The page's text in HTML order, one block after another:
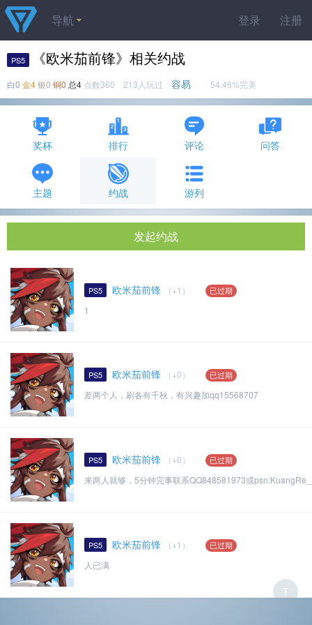
登录 注册
导航
PS5 《欧米茄前锋》相关约战
白0 金4银0 铜0 总4 点数360 213人玩过 容易 54.46%完美
奖杯 排行 评论 问答
主题 约战 游列
发起约战
PS5 欧米茄前锋 （+1） 已过期
1
PS5 欧米茄前锋 （+0） 已过期
差两个人，刷各有千秋，有兴趣加qq15568707
PS5 欧米茄前锋 （+0） 已过期
来两人就够，5分钟完事联系QQ848581973或
PS5 欧米茄前锋 （+1） 已过期
人已满
T